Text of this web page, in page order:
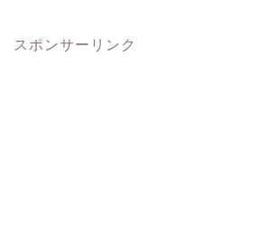
スポンサーリンク